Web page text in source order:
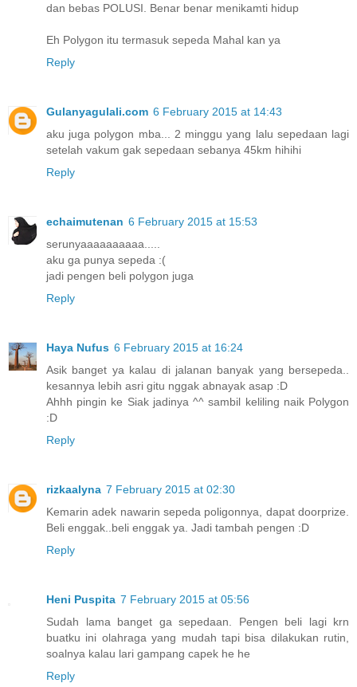
dan bebas POLUSI. Benar benar menikamti hidup
Eh Polygon itu termasuk sepeda Mahal kan ya
Reply
Gulanyagulali.com 6 February 2015 at 14:43
aku juga polygon mba... 2 minggu yang lalu sepedaan lagi
setelah vakum gak sepedaan sebanya 45km hihihi
Reply
echaimutenan 6 February 2015 at 15:53
serunyaaaaaaaaaa.....
aku ga punya sepeda :(
jadi pengen beli polygon juga
Reply
Haya Nufus 6 February 2015 at 16:24
Asik banget ya kalau di jalanan banyak yang bersepeda..
kesannya lebih asri gitu nggak abnayak asap :D
Ahhh pingin ke Siak jadinya ^^ sambil keliling naik Polygon
:D
Reply
rizkaalyna 7 February 2015 at 02:30
Kemarin adek nawarin sepeda poligonnya, dapat doorprize.
Beli enggak..beli enggak ya. Jadi tambah pengen :D
Reply
Heni Puspita 7 February 2015 at 05:56
Sudah lama banget ga sepedaan. Pengen beli lagi krn
buatku ini olahraga yang mudah tapi bisa dilakukan rutin,
soalnya kalau lari gampang capek he he
Reply